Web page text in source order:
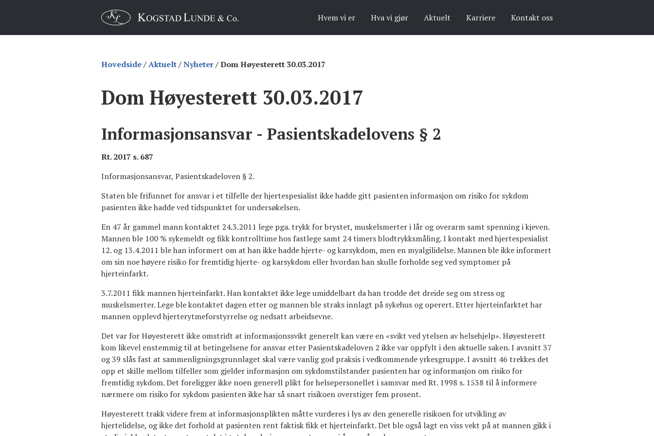
Hvem vi er Hva vi gjør Aktuelt Karriere Kontakt oss
Hovedside/Aktuelt/Nyheter/Dom Høyesterett 30.03.2017
Dom Høyesterett 30.03.2017
Informasjonsansvar - Pasientskadelovens § 2
Rt. 2017 s. 687
Informasjonsansvar, Pasientskadeloven § 2.
Staten ble frifunnet for ansvar i et tilfelle der hjertespesialist ikke hadde gitt pasienten informasjon om risiko for sykdom
pasienten ikke hadde ved tidspunktet for undersøkelsen.
En 47 år gammel mann kontaktet 24.3.2011 lege pga. trykk for brystet, muskelsmerter i lår og overarm samt spenning i kjeven.
Mannen ble 100 % sykemeldt og fikk kontrolltime hos fastlege samt 24 timers blodtrykksmåling. I kontakt med hjertespesialist
12. og 13.4.2011 ble han informert om at han ikke hadde hjerte- og karsykdom, men en myalgilidelse. Mannen ble ikke informert
om sin noe høyere risiko for fremtidig hjerte- og karsykdom eller hvordan han skulle forholde seg ved symptomer på
hjerteinfarkt.
3.7.2011 fikk mannen hjerteinfarkt. Han kontaktet ikke lege umiddelbart da han trodde det dreide seg om stress og
muskelsmerter. Lege ble kontaktet dagen etter og mannen ble straks innlagt på sykehus og operert. Etter hjerteinfarktet har
mannen opplevd hjerterytmeforstyrrelse og nedsatt arbeidsevne.
Det var for Høyesterett ikke omstridt at informasjonssvikt generelt kan være en «svikt ved ytelsen av helsehjelp». Høyesterett
kom likevel enstemmig til at betingelsene for ansvar etter Pasientskadeloven 2 ikke var oppfylt i den aktuelle saken. I avsnitt 37
og 39 slås fast at sammenligningsgrunnlaget skal være vanlig god praksis i vedkommende yrkesgruppe. I avsnitt 46 trekkes det
opp et skille mellom tilfeller som gjelder informasjon om sykdomstilstander pasienten har og informasjon om risiko for
fremtidig sykdom. Det foreligger ikke noen generell plikt for helsepersonellet i samsvar med Rt. 1998 s. 1538 til å informere
nærmere om risiko for sykdom pasienten ikke har så snart risikoen overstiger fem prosent.
Høyesterett trakk videre frem at informasjonsplikten måtte vurderes i lys av den generelle risikoen for utvikling av
hjertelidelse, og ikke det forhold at pasienten rent faktisk fikk et hjerteinfarkt. Det ble også lagt en viss vekt på at mannen gikk i